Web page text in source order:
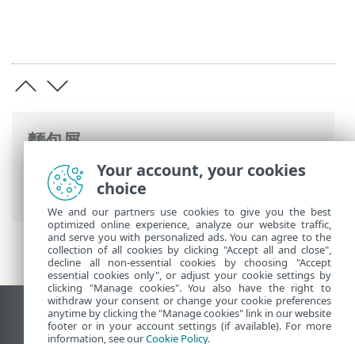
麵包屑
ESET 線上說明>ESET PROTECT On-Prem
法律文件
> 使用者授權合約
檢視桌面網站
Your account, your cookies
choice
We and our partners use cookies to give you the best
optimized online experience, analyze our website traffic,
and serve you with personalized ads. You can agree to the
collection of all cookies by clicking "Accept all and close",
decline all non-essential cookies by choosing "Accept
essential cookies only", or adjust your cookie settings by
clicking "Manage cookies". You also have the right to
withdraw your consent or change your cookie preferences
anytime by clicking the "Manage cookies" link in our website
footer or in your account settings (if available). For more
information, see ourCookie Policy.